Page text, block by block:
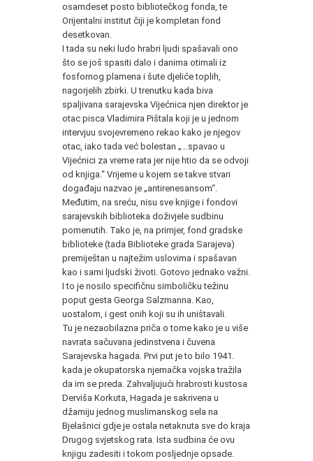
osamdeset posto bibliotečkog fonda, te
Orijentalni institut čiji je kompletan fond
desetkovan.
I tada su neki ludo hrabri ljudi spašavali ono
što se još spasiti dalo i danima otimali iz
fosfornog plamena i šute djeliće toplih,
nagorjelih zbirki. U trenutku kada biva
spaljivana sarajevska Vijećnica njen direktor je
otac pisca Vladimira Pištala koji je u jednom
intervjuu svojevremeno rekao kako je njegov
otac, iako tada već bolestan „...spavao u
Vijećnici za vreme rata jer nije htio da se odvoji
od knjiga.“ Vrijeme u kojem se takve stvari
događaju nazvao je „antirenesansom“.
Međutim, na sreću, nisu sve knjige i fondovi
sarajevskih biblioteka doživjele sudbinu
pomenutih. Tako je, na primjer, fond gradske
biblioteke (tada Biblioteke grada Sarajeva)
premiještan u najtežim uslovima i spašavan
kao i sami ljudski životi. Gotovo jednako važni.
I to je nosilo specifičnu simboličku težinu
poput gesta Georga Salzmanna. Kao,
uostalom, i gest onih koji su ih uništavali.
Tu je nezaobilazna priča o tome kako je u više
navrata sačuvana jedinstvena i čuvena
Sarajevska hagada. Prvi put je to bilo 1941.
kada je okupatorska njemačka vojska tražila
da im se preda. Zahvaljujući hrabrosti kustosa
Derviša Korkuta, Hagada je sakrivena u
džamiju jednog muslimanskog sela na
Bjelašnici gdje je ostala netaknuta sve do kraja
Drugog svjetskog rata. Ista sudbina će ovu
knjigu zadesiti i tokom posljednje opsade.